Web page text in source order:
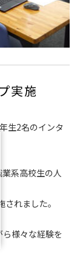
実施
生2名のインタ
系高校生の人
れました。
ら様々な経験を